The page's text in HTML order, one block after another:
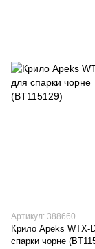
Артикул: 388660
Крило Apeks WTX-
спарки чорне